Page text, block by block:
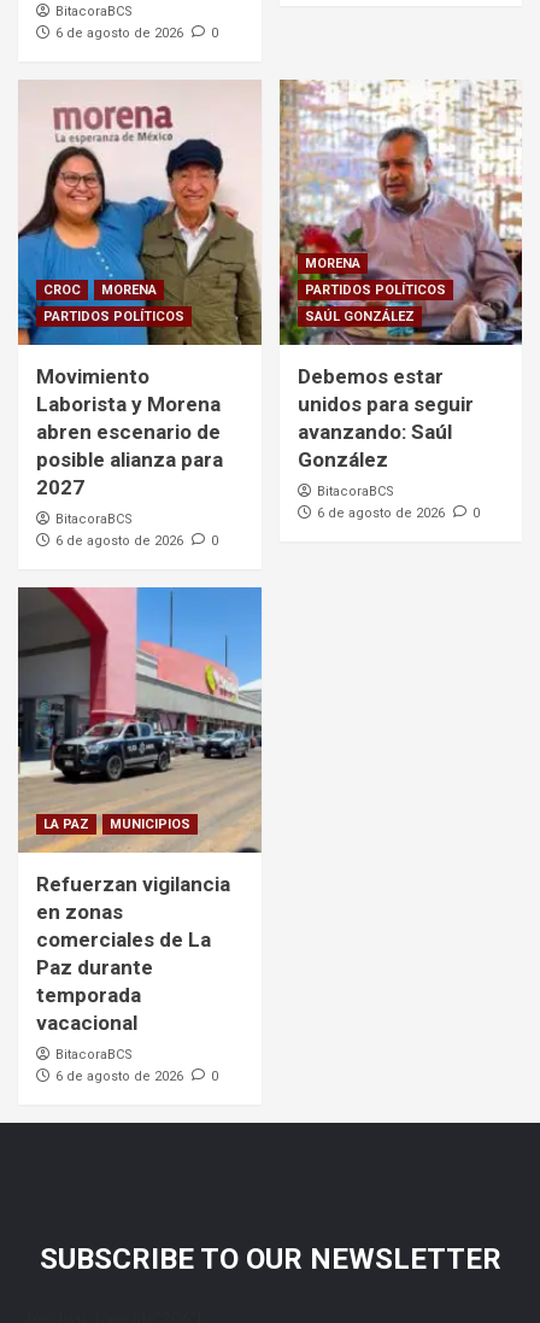
BitacoraBCS
6 de agosto de 2026
0
CROC
MORENA
PARTIDOS POLÍTICOS
Movimiento
Laborista y Morena
abren escenario de
posible alianza para
2027
BitacoraBCS
6 de agosto de 2026
0
MORENA
PARTIDOS POLÍTICOS
SAÚL GONZÁLEZ
Debemos estar
unidos para seguir
avanzando: Saúl
González
BitacoraBCS
6 de agosto de 2026
0
LA PAZ MUNICIPIOS
Refuerzan vigilancia
en zonas
comerciales de La
Paz durante
temporada
vacacional
BitacoraBCS
6 de agosto de 2026
0
SUBSCRIBE TO OUR NEWSLETTER